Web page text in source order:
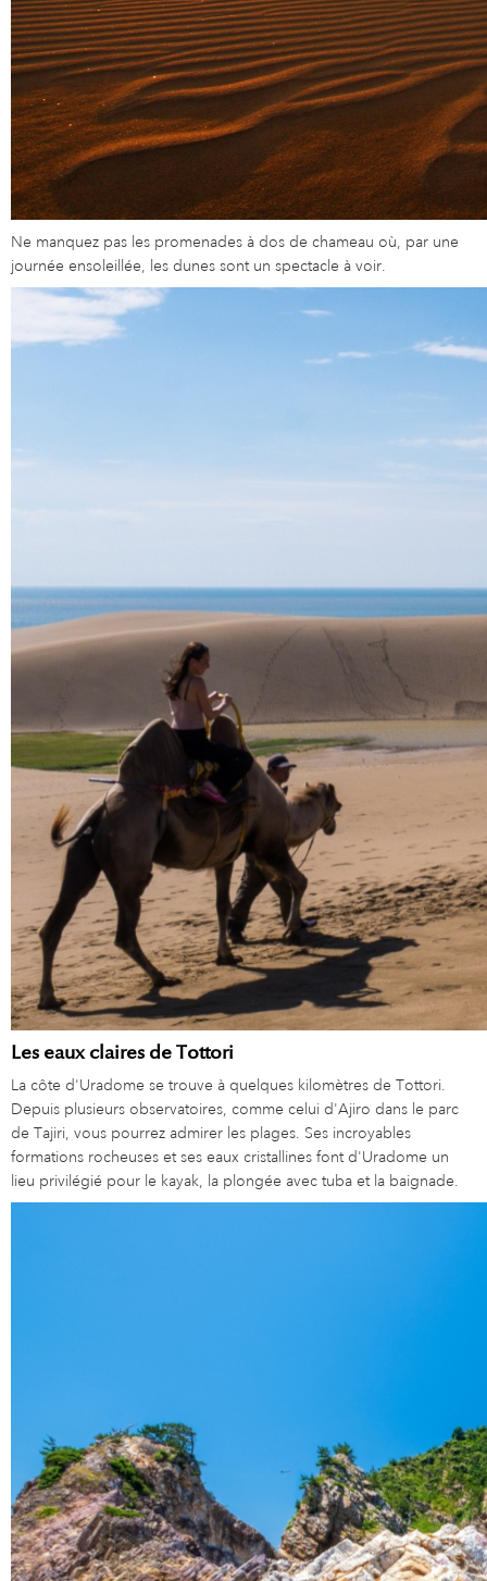
Ne manquez pas les promenades à dos de chameau où, par une
journée ensoleillée, les dunes sont un spectacle à voir.
Les eaux claires de Tottori
La côte d'Uradome se trouve à quelques kilomètres de Tottori.
Depuis plusieurs observatoires, comme celui d'Ajiro dans le parc
de Tajiri, vous pourrez admirer les plages. Ses incroyables
formations rocheuses et ses eaux cristallines font d'Uradome un
lieu privilégié pour le kayak, la plongée avec tuba et la baignade.